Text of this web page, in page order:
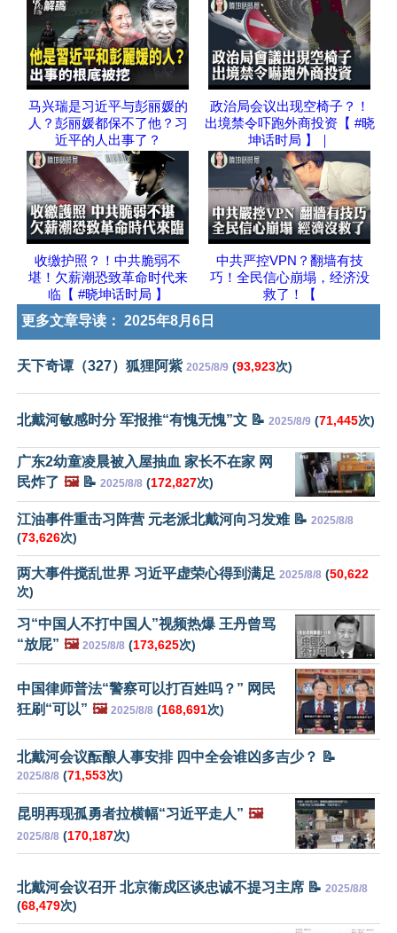
马兴瑞是习近平与彭丽媛的
人？彭丽媛都保不了他？习
近平的人出事了？
政治局会议出现空椅子？！
出境禁令吓跑外商投资【 #晓
坤话时局 】｜
收缴护照？！中共脆弱不
堪！欠薪潮恐致革命时代来
临【 #晓坤话时局 】
中共严控VPN？翻墙有技
巧！全民信心崩塌，经济没
救了！【
更多文章导读： 2025年8月6日
天下奇谭（327）狐狸阿紫 2025/8/9 (93,923次)
北戴河敏感时分 军报推“有愧无愧”文 📝 2025/8/9 (71,445次)
广东2幼童凌晨被入屋抽血 家长不在家 网
民炸了 🖼️📝 2025/8/8 (172,827次)
江油事件重击习阵营 元老派北戴河向习发难 📝 2025/8/8
(73,626次)
两大事件搅乱世界 习近平虚荣心得到满足 2025/8/8 (50,622
次)
习“中国人不打中国人”视频热爆 王丹曾骂
“放屁” 🖼️ 2025/8/8 (173,625次)
中国律师普法“警察可以打百姓吗？” 网民
狂刷“可以” 🖼️ 2025/8/8 (168,691次)
北戴河会议酝酿人事安排 四中全会谁凶多吉少？ 📝
2025/8/8 (71,553次)
昆明再现孤勇者拉横幅“习近平走人” 🖼️
2025/8/8 (170,187次)
北戴河会议召开 北京衞戍区谈忠诚不提习主席 📝 2025/8/8
(68,479次)